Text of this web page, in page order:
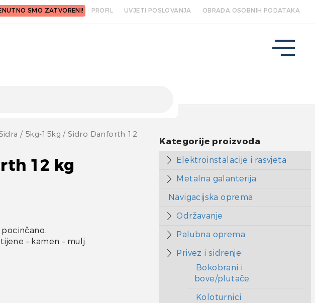
SMO ZATVORENI! PROFIL UVJETI POSLOVANJA OBRADA OSOBNIH PODATAKA
/ 5kg-15kg / Sidro Danforth 12
12 kg
– kamen – mulj.
Kategorije proizvoda
Elektroinstalacije i rasvjeta
Metalna galanterija
Navigacijska oprema
Održavanje
Palubna oprema
Privez i sidrenje
Bokobrani i
bove/plutače
Koloturnici